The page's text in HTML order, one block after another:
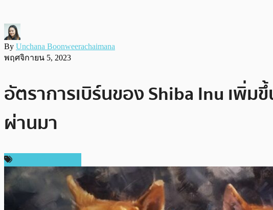
By Unchana Boonweerachaimana
พฤศจิกายน 5, 2023
อัตราการเบิร์นของ Shiba Inu เพิ่ม
ผ่านมา